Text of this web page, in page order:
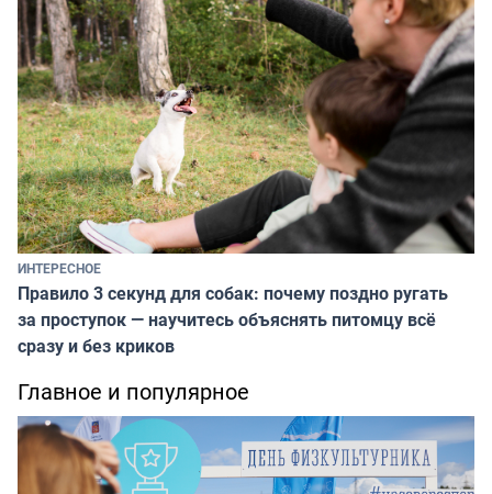
ИНТЕРЕСНОЕ
Правило 3 секунд для собак: почему поздно ругать
за проступок — научитесь объяснять питомцу всё
сразу и без криков
Главное и популярное